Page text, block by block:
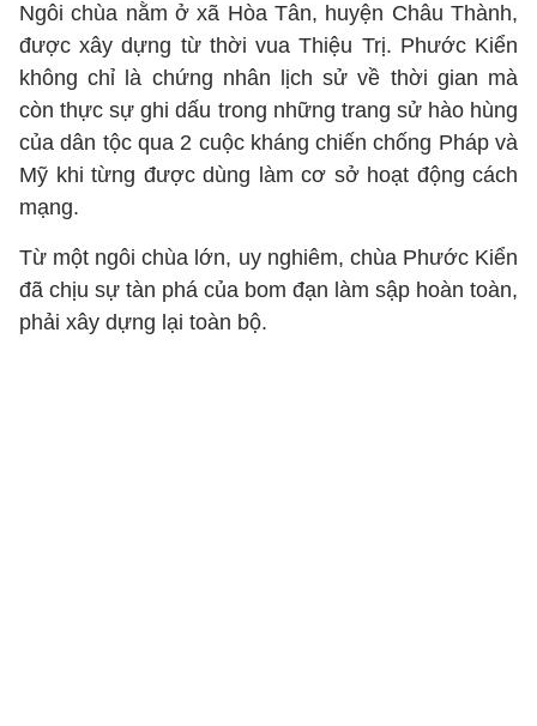
Ngôi chùa nằm ở xã Hòa Tân, huyện Châu Thành,
được xây dựng từ thời vua Thiệu Trị. Phước Kiển
không chỉ là chứng nhân lịch sử về thời gian mà
còn thực sự ghi dấu trong những trang sử hào hùng
của dân tộc qua 2 cuộc kháng chiến chống Pháp và
Mỹ khi từng được dùng làm cơ sở hoạt động cách
mạng.
Từ một ngôi chùa lớn, uy nghiêm, chùa Phước Kiển
đã chịu sự tàn phá của bom đạn làm sập hoàn toàn,
phải xây dựng lại toàn bộ.